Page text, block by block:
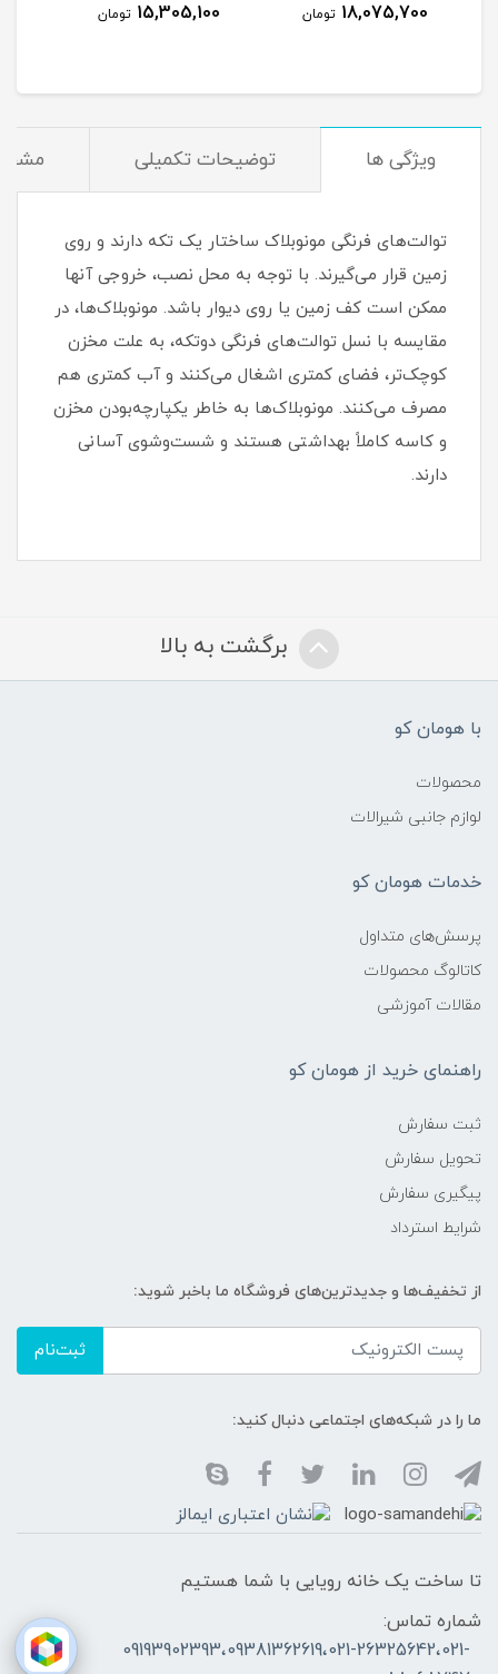
15,305,100
18,071,000
ویژگی ها توضیحات تکمیلی
توالت‌های فرنگی مونوبلاک ساختار یک‌ تکه دارند و روی
زمین قرار می‌گیرند. با توجه به محل نصب، خروجی آنها
ممکن است کف زمین یا روی دیوار باشد. مونوبلاک‌ها، در
مقایسه با نسل توالت‌های فرنگی دوتکه، به علت مخزن
کوچک‌تر، فضای کمتری اشغال می‌کنند و آب کمتری هم
مصرف می‌کنند. مونوبلاک‌ها به خاطر یکپارچه‌بودن مخزن
و کاسه کاملاً بهداشتی هستند و شست‌وشوی آسانی
دارند.
برگشت به بالا
با هومان کو
محصولات
لوازم جانبی شیرالات
خدمات هومان کو
پرسش‌های متداول
کاتالوگ محصولات
مقالات آموزشی
راهنمای خرید از هومان کو
ثبت سفارش
تحویل سفارش
پیگیری سفارش
شرایط استرداد
از تخفیف‌ها و جدیدترین‌های فروشگاه ما باخبر شوید:
ثبت‌نام
ما را در شبکه‌های اجتماعی دنبال کنید:
تا ساخت یک خانه رویایی با شما هستیم
شماره تماس:
09193902393،09381362619،021-26325642،021-